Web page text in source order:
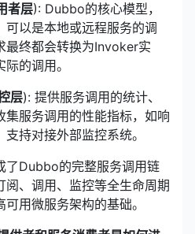
者层): Dubbo的核心模型，
可以是本地或远程服务的调
最终都会转换为Invoker实
的调用。
层): 提供服务调用的统计、
集服务调用的性能指标，如响
持对接外部监控系统。
了Dubbo的完整服务调用链
阅、调用、监控等全生命周期
用微服务架构的基础。